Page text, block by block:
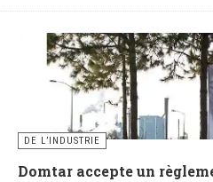
DE L’INDUSTRIE
Domtar accepte un